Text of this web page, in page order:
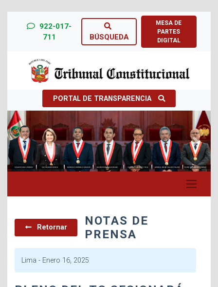
922-017-
711
BÚSQUEDA
MESA DE
PARTES
DIGITAL
PORTAL DE TRANSPARENCIA
Previous Next
Retornar
NOTAS DE
PRENSA
Lima - Enero 16, 2025